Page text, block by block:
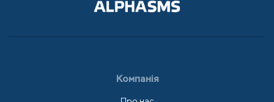
Компанія